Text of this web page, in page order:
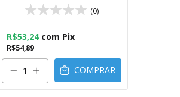
(0)
R$54,89
R$53,24 com Pix
COMPRAR